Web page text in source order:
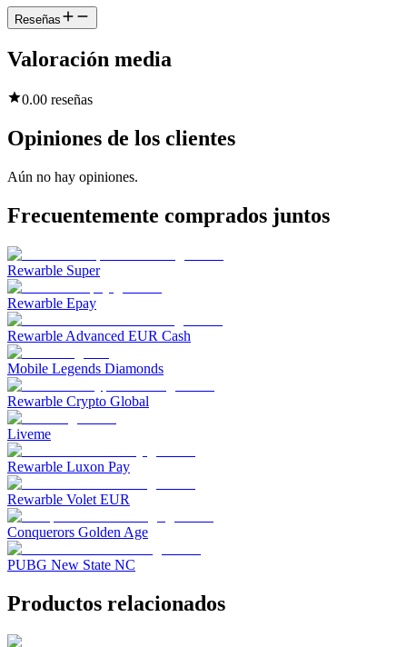
Reseñas
Valoración media
0.00 reseñas
Opiniones de los clientes
Aún no hay opiniones.
Frecuentemente comprados juntos
Rewarble Super
Rewarble Epay
Rewarble Advanced EUR Cash
Mobile Legends Diamonds
Rewarble Crypto Global
Liveme
Rewarble Luxon Pay
Rewarble Volet EUR
Conquerors Golden Age
PUBG New State NC
Productos relacionados